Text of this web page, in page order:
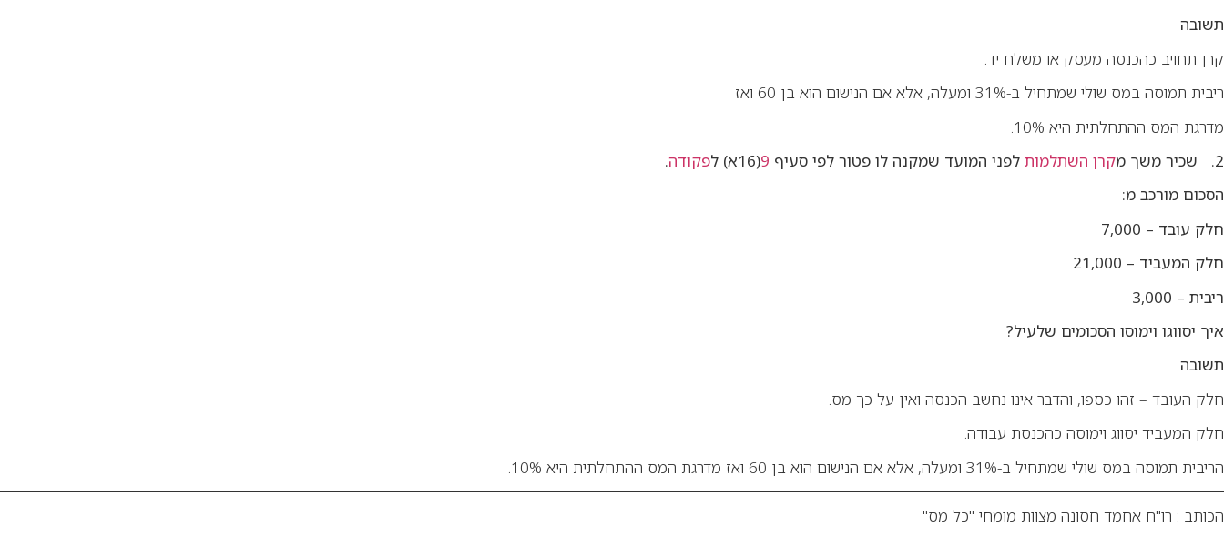
תשובה
קרן תחויב כהכנסה מעסק או משלח יד.
ריבית תמוסה במס שולי שמתחיל ב-31% ומעלה, אלא אם הנישום הוא בן 60 ואז
מדרגת המס ההתחלתית היא 10%.
2. שכיר משך מ
קרן השתלמות לפני המועד שמקנה לו פטור לפי סעיף 9(16א) ל פקודה.
הסכום מורכב מ:
חלק עובד – 7,000
חלק המעביד – 21,000
ריבית – 3,000
איך יסווגו וימוסו הסכומים שלעיל?
תשובה
חלק העובד – זהו כספו, והדבר אינו נחשב הכנסה ואין על כך מס.
חלק המעביד יסווג וימוסה כהכנסת עבודה.
הריבית תמוסה במס שולי שמתחיל ב-31% ומעלה, אלא אם הנישום הוא בן 60 ואז מדרגת המס ההתחלתית היא 10%.
הכותב : רו"ח אחמד חסונה מצוות מומחי "כל מס"